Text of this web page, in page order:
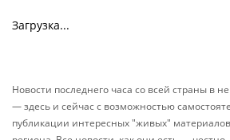
Загрузка...
Новости последнего часа со всей страны в
— здесь и сейчас с возможностью
публикации интересных "живых"